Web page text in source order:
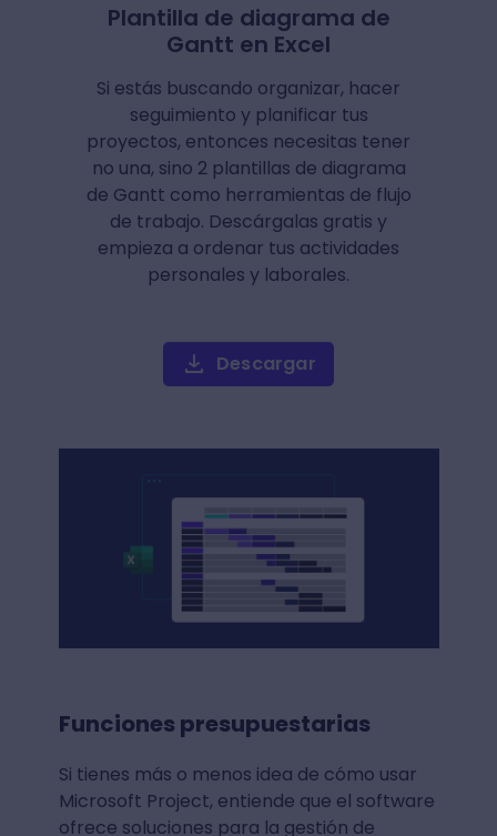
Plantilla de diagrama de
Gantt en Excel
Si estás buscando organizar, hacer
seguimiento y planificar tus
proyectos, entonces necesitas tener
no una, sino 2 plantillas de diagrama
de Gantt como herramientas de flujo
de trabajo. Descárgalas gratis y
empieza a ordenar tus actividades
personales y laborales.
Descargar
Funciones presupuestarias
Si tienes más o menos idea de cómo usar
Microsoft Project, entiende que el software
ofrece soluciones para la gestión de